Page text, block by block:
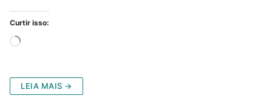
Curtir isso:
Carregando...
LEIA MAIS →